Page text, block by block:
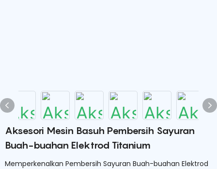
Aksesori Mesin Basuh Pembersih Sayuran
Buah-buahan Elektrod Titanium
Memperkenalkan Pembersih Sayuran Buah-buahan Elektrod